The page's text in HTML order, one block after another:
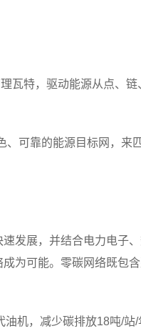
瓦特，驱动能源从点、链
、可靠的能源目标网，来
发展，并结合电力电子
为可能。零碳网络既包
机，减少碳排放18吨/站/